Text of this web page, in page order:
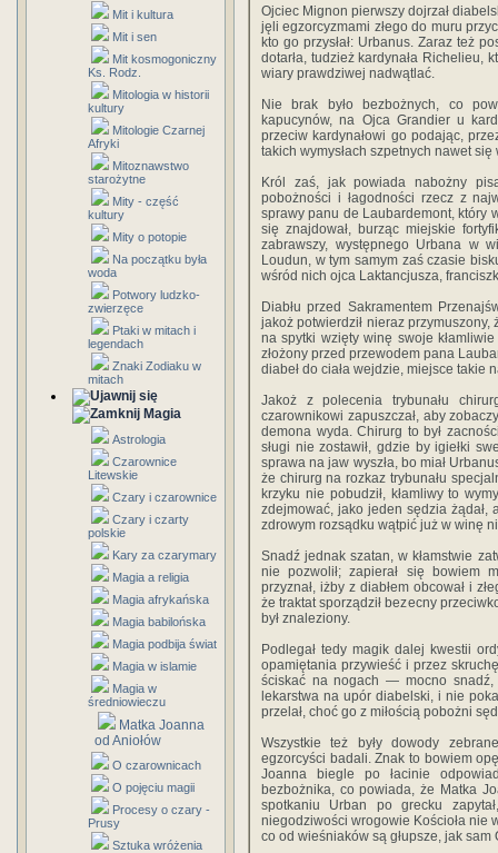
Mit i kultura
Mit i sen
Mit kosmogoniczny
Ks. Rodz.
Mitologia w historii
kultury
Mitologie Czarnej
Afryki
Mitoznawstwo
starożytne
Mity - część
kultury
Mity o potopie
Na początku była
woda
Potwory ludzko-
zwierzęce
Ptaki w mitach i
legendach
Znaki Zodiaku w
mitach
Magia
Astrologia
Czarownice
Litewskie
Czary i czarownice
Czary i czarty
polskie
Kary za czarymary
Magia a religia
Magia afrykańska
Magia babilońska
Magia podbija świat
Magia w islamie
Magia w
średniowieczu
Matka Joanna
od Aniołów
O czarownicach
O pojęciu magii
Procesy o czary -
Prusy
Sztuka wróżenia
Ojciec Mignon pierwszy dojrzał
jęli egzorcyzmami złego do muru
kto go przysłał: Urbanus. Zaraz też
dotarła, tudzież kardynała Richelieu,
wiary prawdziwej nadwątlać.
Nie brak było bezbożnych, co
kapucynów, na Ojca Grandier u
przeciw kardynałowi go podając,
takich wymysłach szpetnych nawet
Król zaś, jak powiada nabożny
pobożności i łagodności rzecz z
sprawy panu de Laubardemont, który
się znajdował, burząc miejskie
zabrawszy, występnego Urbana w
Loudun, w tym samym zaś czasie
wśród nich ojca Laktancjusza,
Diabłu przed Sakramentem
jakoż potwierdził nieraz przymuszony,
na spytki wzięty winę swoje
złożony przed przewodem pana
diabeł do ciała wejdzie, miejsce takie
Jakoż z polecenia trybunału
czarownikowi zapuszczał, aby
demona wyda. Chirurg to był
sługi nie zostawił, gdzie by igiełki
sprawa na jaw wyszła, bo miał
że chirurg na rozkaz trybunału
krzyku nie pobudził, kłamliwy to
zdejmować, jako jeden sędzia
zdrowym rozsądku wątpić już w winę
Snadź jednak szatan, w kłamstwie
nie pozwolił; zapierał się bowiem
przyznał, iżby z diabłem obcował i
że traktat sporządził bezecny
był znaleziony.
Podlegał tedy magik dalej kwestii
opamiętania przywieść i przez
ściskać na nogach — mocno snadź,
lekarstwa na upór diabelski, i nie
przelał, choć go z miłością pobożni
Wszystkie też były dowody
egzorcyści badali. Znak to bowiem
Joanna biegle po łacinie
bezbożnika, co powiada, że Matka
spotkaniu Urban po grecku
niegodziwości wrogowie Kościoła nie
co od wieśniaków są głupsze, jak sam